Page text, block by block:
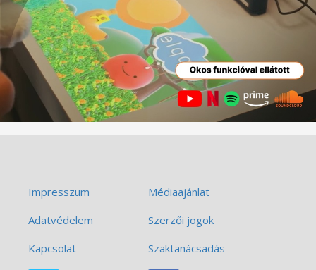
Impresszum
Médiaajánlat
Adatvédelem
Szerzői jogok
Kapcsolat
Szaktanácsadás